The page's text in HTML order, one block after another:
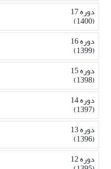
دوره 17
(1400)
دوره 16
(1399)
دوره 15
(1398)
دوره 14
(1397)
دوره 13
(1396)
دوره 12